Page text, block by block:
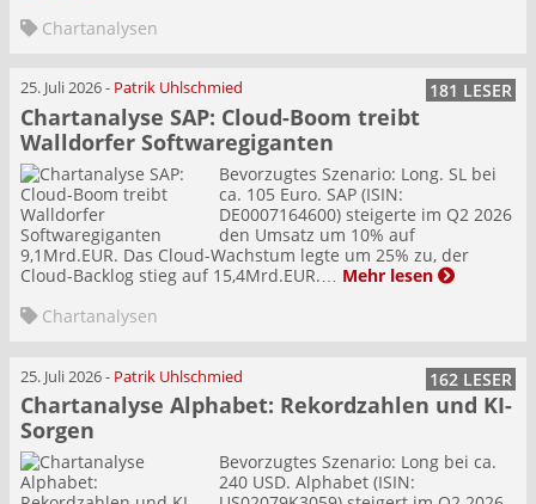
Chartanalysen
25. Juli 2026- Patrik Uhlschmied 181 LESER
Chartanalyse SAP: Cloud-Boom treibt
Walldorfer Softwaregiganten
Bevorzugtes Szenario: Long. SL bei
ca. 105 Euro. SAP (ISIN:
DE0007164600) steigerte im Q2 2026
den Umsatz um 10% auf
9,1Mrd.EUR. Das Cloud-Wachstum legte um 25% zu, der
Cloud-Backlog stieg auf 15,4Mrd.EUR.… Mehr lesen
Chartanalysen
25. Juli 2026- Patrik Uhlschmied 162 LESER
Chartanalyse Alphabet: Rekordzahlen und KI-
Sorgen
Bevorzugtes Szenario: Long bei ca.
240 USD. Alphabet (ISIN: